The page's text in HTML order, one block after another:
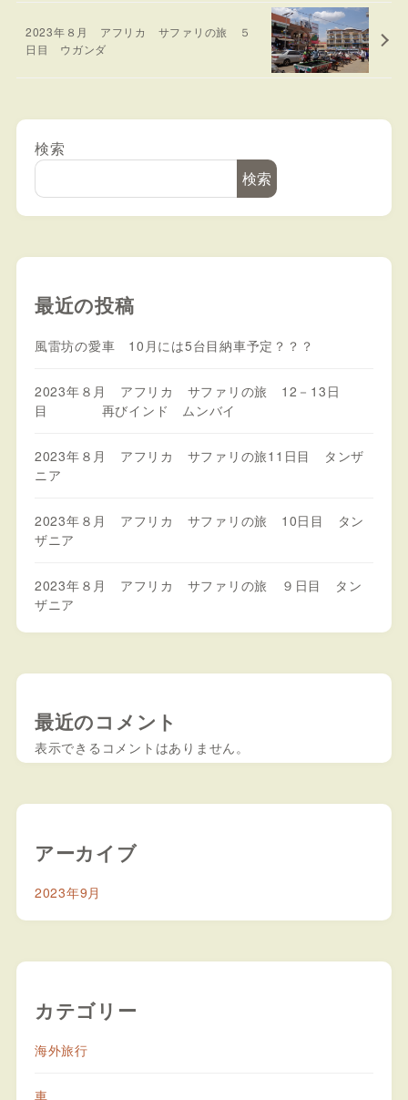
2023年８月 アフリカ サファリの旅 ５
日目 ウガンダ
検索
検索
最近の投稿
風雷坊の愛車 10月には5台目納車予定？？？
2023年８月 アフリカ サファリの旅 12－13日
目 再びインド ムンバイ
2023年８月 アフリカ サファリの旅11日目 タンザ
ニア
2023年８月 アフリカ サファリの旅 10日目 タン
ザニア
2023年８月 アフリカ サファリの旅 ９日目 タン
ザニア
最近のコメント
表示できるコメントはありません。
アーカイブ
2023年9月
カテゴリー
海外旅行
車